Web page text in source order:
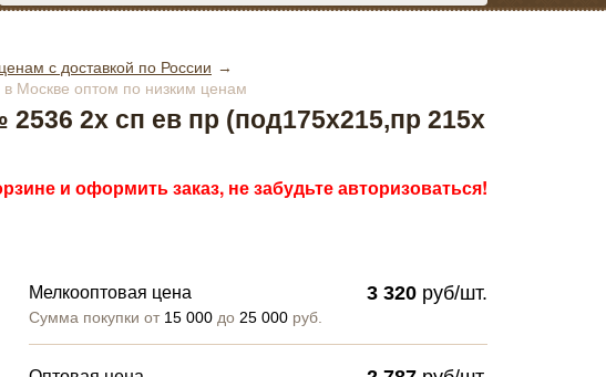
с доставкой по России
Москве оптом по низким ценам
2х сп ев пр (под175х215,пр 215х
и оформить заказ, не забудьте авторизоваться!
Мелкооптовая цена
Сумма покупки от 15 000до 25 000руб.
3 320 руб/шт.